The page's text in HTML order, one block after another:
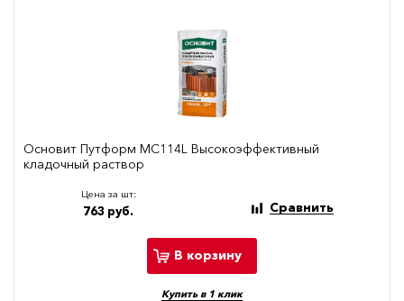
Основит Путформ МС114L Высокоэффективный
кладочный раствор
Цена за шт:
763 руб. Сравнить
В корзину
Купить в 1 клик